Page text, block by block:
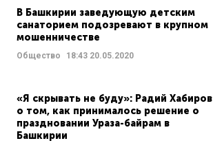
В Башкирии заведующую детским
санаторием подозревают в крупном
мошенничестве
Общество 18:43 20.05.2020
«Я скрывать не буду»: Радий Хабиров
о том, как принималось решение о
праздновании Ураза-байрам в
Башкирии